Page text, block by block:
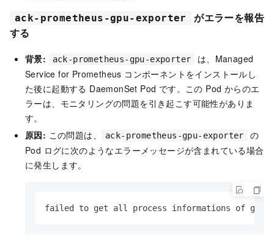
ack-prometheus-gpu-exporter
がエラーを報告
する
背景: ack-prometheus-gpu-exporter
は、Managed
Service for Prometheus コンポーネントをインストールし
た後に起動する DaemonSet Pod です。この Pod からのエ
ラーは、モニタリングの問題を引き起こす可能性がありま
す。
原因: この問題は、 ack-prometheus-gpu-exporter
の
Pod ログに次のようなエラーメッセージが含まれている場合
に発生します。
failed to get all process informations of